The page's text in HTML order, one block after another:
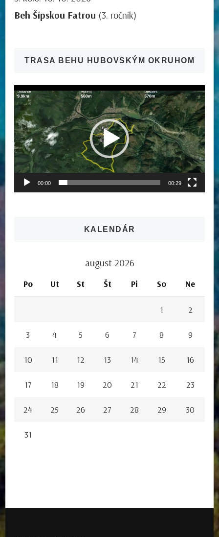
Beh Šípskou Fatrou (3. ročník)
TRASA BEHU HUBOVSKÝM OKRUHOM
Video
prehrávač
00:00 00:29
KALENDÁR
august 2026
Po Ut St Št Pi So Ne
1 2
3 4 5 6 7 8 9
10 11 12 13 14 15 16
17 18 19 20 21 22 23
24 25 26 27 28 29 30
31